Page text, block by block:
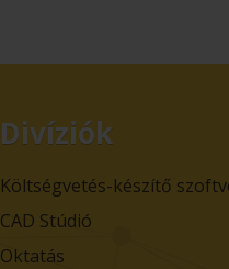
Divíziók
Költségvetés-készítő
CAD Stúdió
Oktatás